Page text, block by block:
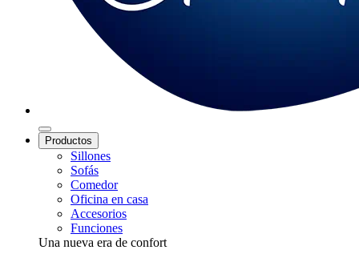
Productos
Sillones
Sofás
Comedor
Oficina en casa
Accesorios
Funciones
Una nueva era de confort